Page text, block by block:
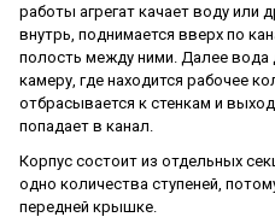
работы агрегат качает воду или
внутрь, поднимается вверх по
полость между ними. Далее вода
камеру, где находится рабочее
отбрасывается к стенкам и
попадает в канал.
Корпус состоит из отдельных
одно количества ступеней,
передней крышке.